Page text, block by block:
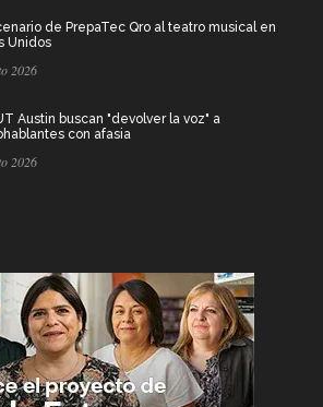
de PrepaTec Qro al teatro musical en
Unidos
2026
Austin buscan "devolver la voz" a
con afasia
2026